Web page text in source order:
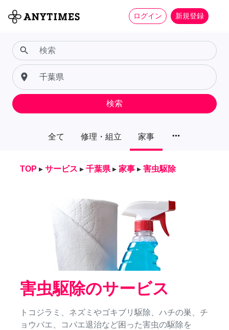
ログイン 新規登録
全て 修理・組立 家事 more_horiz
search
place
検索
TOP ▸ サービス ▸ 千葉県 ▸ 家事 ▸ 害虫駆除
害虫駆除のサービス
トコジラミ、ネズミやゴキブリ駆除、ハチの巣、チ
ョウバエ、コバエ退治など困った害虫の駆除を